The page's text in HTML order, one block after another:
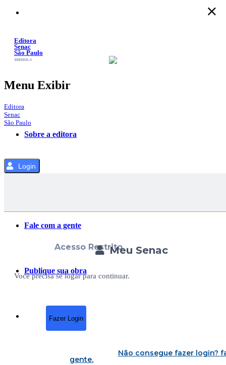
Conteúdo
Editora
Senac
São Paulo
SACOLA
MENU
Menu Exibir
Editora
Senac
São Paulo
Sobre a editora
Fale com a gente
Publique sua obra
Login
Meu Senac
Acesso Restrito
Você precisa se logar para continuar.
Fazer Login
Não consegue fazer login?
gente.